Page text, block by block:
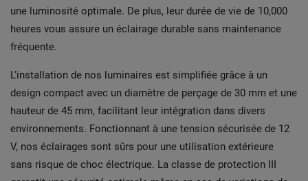
une luminosité optimale. De plus, leur durée de vie de 10,000
heures vous assure un éclairage durable sans maintenance
fréquente.
L'installation de nos luminaires est simplifiée grâce à un
design compact avec un diamètre de perçage de 30 mm et une
hauteur de 45 mm, facilitant leur intégration dans divers
environnements. Fonctionnant à une tension sécurisée de 12
V, nos éclairages sont sûrs pour une utilisation extérieure
sans risque de choc électrique. La classe de protection III